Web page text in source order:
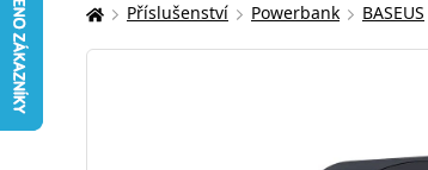
Zde
se
Příslušenství Powerbank BASEUS